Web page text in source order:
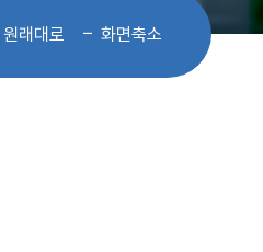
원래대로 화면축소